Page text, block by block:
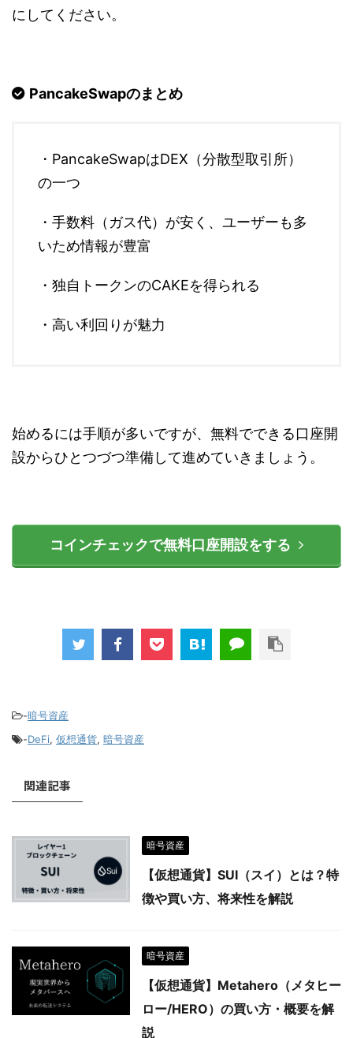
にしてください。
PancakeSwapのまとめ
・PancakeSwapはDEX（分散型取引所）
の一つ
・手数料（ガス代）が安く、ユーザーも多
いため情報が豊富
・独自トークンのCAKEを得られる
・高い利回りが魅力
始めるには手順が多いですが、無料でできる口座開
設からひとつづつ準備して進めていきましょう。
コインチェックで無料口座開設をする
-暗号資産
-DeFi, 仮想通貨, 暗号資産
関連記事
暗号資産
【仮想通貨】SUI（スイ）とは？特
徴や買い方、将来性を解説
暗号資産
【仮想通貨】Metahero（メタヒー
ロー/HERO）の買い方・概要を解
説